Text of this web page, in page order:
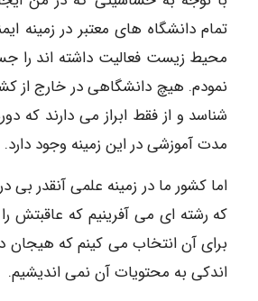
تمام دانشگاه های معتبر در زمینه
محیط زیست فعالیت داشته اند را
نمودم. هیچ دانشگاهی در خارج از
شناسد و از فقط ابراز می دارند که
مدت آموزشی در این زمینه وجود دارد.
اما کشور ما در زمینه علمی آنقدر بی
که رشته ای می آفرینیم که عاقبتش
برای آن انتخاب می کینم که هیجان
اندکی به محتویات آن نمی اندیشیم.